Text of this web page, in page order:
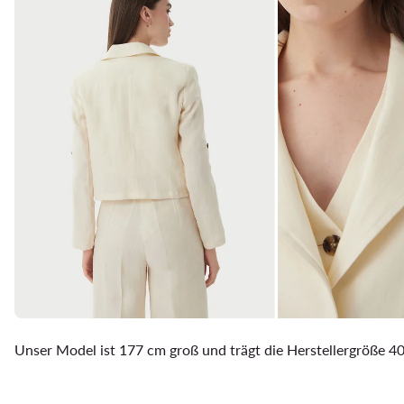
Unser Model ist 177 cm groß und trägt die Herstellergröße 40